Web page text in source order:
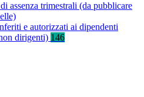
assenza trimestrali (da pubblicare
e autorizzati ai dipendenti
dirigenti) 146